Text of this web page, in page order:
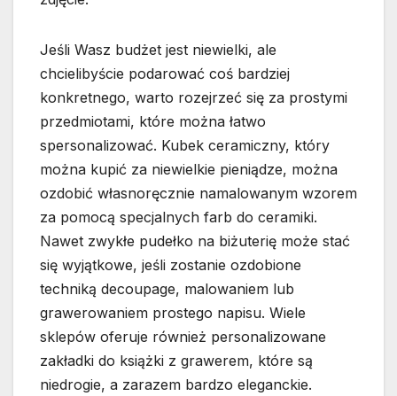
Jeśli Wasz budżet jest niewielki, ale
chcielibyście podarować coś bardziej
konkretnego, warto rozejrzeć się za prostymi
przedmiotami, które można łatwo
spersonalizować. Kubek ceramiczny, który
można kupić za niewielkie pieniądze, można
ozdobić własnoręcznie namalowanym wzorem
za pomocą specjalnych farb do ceramiki.
Nawet zwykłe pudełko na biżuterię może stać
się wyjątkowe, jeśli zostanie ozdobione
techniką decoupage, malowaniem lub
grawerowaniem prostego napisu. Wiele
sklepów oferuje również personalizowane
zakładki do książki z grawerem, które są
niedrogie, a zarazem bardzo eleganckie.